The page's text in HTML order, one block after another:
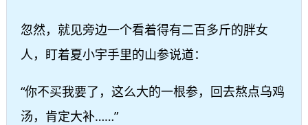
忽然，就见旁边一个看着得有二百多斤的胖女
人，盯着夏小宇手里的山参说道：
“你不买我要了，这么大的一根参，回去熬点乌鸡
汤，肯定大补……”